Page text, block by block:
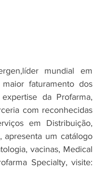
mundial em
faturamento dos
da Profarma,
com reconhecidas
em Distribuição,
apresenta um catálogo
vacinas, Medical